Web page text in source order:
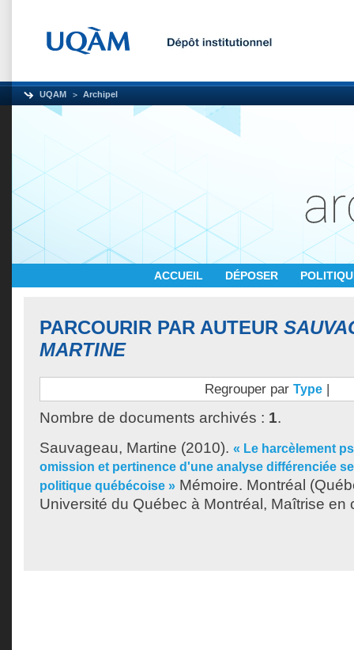
UQAM Archipel
ACCUEIL DÉPOSER
PARCOURIR PAR AUTEUR
MARTINE
Regrouper par Type |
Nombre de documents archivés : 1.
Sauvageau, Martine (2010). « Le harcèlement
omission et pertinence d'une analyse différenciée
politique québécoise » Mémoire. Montréal
Université du Québec à Montréal, Maîtrise en